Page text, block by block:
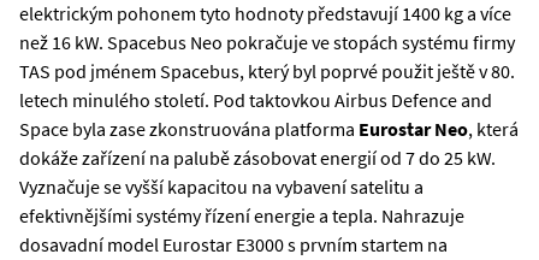
elektrickým pohonem tyto hodnoty představují 1400 kg a více
než 16 kW. Spacebus Neo pokračuje ve stopách systému firmy
TAS pod jménem Spacebus, který byl poprvé použit ještě v 80.
letech minulého století. Pod taktovkou Airbus Defence and
Space byla zase zkonstruována platforma Eurostar Neo, která
dokáže zařízení na palubě zásobovat energií od 7 do 25 kW.
Vyznačuje se vyšší kapacitou na vybavení satelitu a
efektivnějšími systémy řízení energie a tepla. Nahrazuje
dosavadní model Eurostar E3000 s prvním startem na